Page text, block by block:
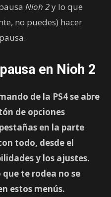
Nioh 2y lo que
no puedes) hacer
en Nioh 2
de la PS4 se abre
de opciones
en la parte
todo, desde el
y los ajustes.
te rodea no se
estos menús.